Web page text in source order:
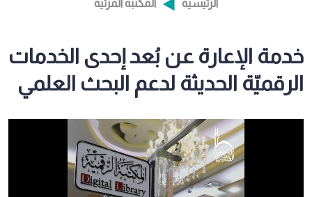
الرئيسية المكتبة المرئية
خدمة الإعارة عن بُعد إحدى الخدمات
الرقميّة الحديثة لدعم البحث العلمي